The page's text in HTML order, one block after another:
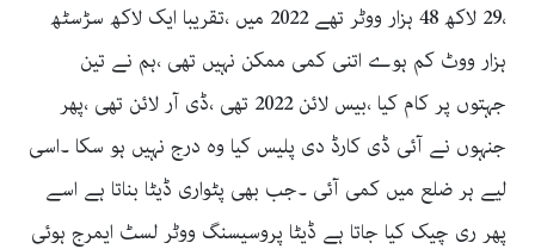
،29 لاکھ 48 ہزار ووٹر تھے 2022 میں ،تقریبا ایک لاکھ سڑسٹھ
ہزار ووٹ کم ہوے اتنی کمی ممکن نہیں تھی ،ہم نے تین
جہتوں پر کام کیا ،بیس لائن 2022 تھی ،ڈی آر لائن تھی ،پھر
جنہوں نے آئی ڈی کارڈ دی پلیس کیا وہ درج نہیں ہو سکا ۔اسی
لیے ہر ضلع میں کمی آئی ۔جب بھی پٹواری ڈیٹا بناتا ہے اسے
پھر ری چیک کیا جاتا ہے ڈیٹا پروسیسنگ ووٹر لسٹ ایمرج ہوئی